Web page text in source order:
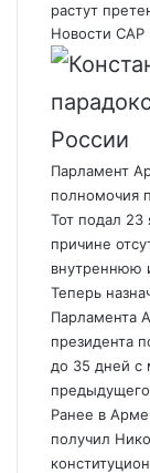
растут
Новости САР
Парламент
полномочия
Тот подал 23
причине
внутреннюю
Теперь
Парламента
президента
до 35 дней с
Ранее в
получил